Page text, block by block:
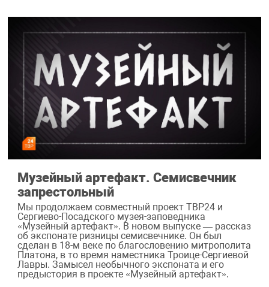
Музейный артефакт. Семисвечник
запрестольный
Мы продолжаем совместный проект ТВР24 и
Сергиево-Посадского музея-заповедника
«Музейный артефакт». В новом выпуске — рассказ
об экспонате ризницы семисвечнике. Он был
сделан в 18-м веке по благословению митрополита
Платона, в то время наместника Троице-Сергиевой
Лавры. Замысел необычного экспоната и его
предыстория в проекте «Музейный артефакт».